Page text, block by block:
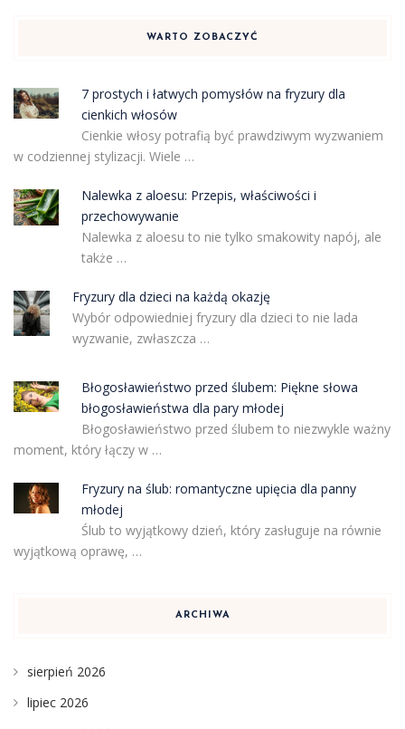
WARTO ZOBACZYĆ
7 prostych i łatwych pomysłów na fryzury dla
cienkich włosów
Cienkie włosy potrafią być prawdziwym wyzwaniem
w codziennej stylizacji. Wiele …
Nalewka z aloesu: Przepis, właściwości i
przechowywanie
Nalewka z aloesu to nie tylko smakowity napój, ale
także …
Fryzury dla dzieci na każdą okazję
Wybór odpowiedniej fryzury dla dzieci to nie lada
wyzwanie, zwłaszcza …
Błogosławieństwo przed ślubem: Piękne słowa
błogosławieństwa dla pary młodej
Błogosławieństwo przed ślubem to niezwykle ważny
moment, który łączy w …
Fryzury na ślub: romantyczne upięcia dla panny
młodej
Ślub to wyjątkowy dzień, który zasługuje na równie
wyjątkową oprawę, …
ARCHIWA
sierpień 2026
lipiec 2026